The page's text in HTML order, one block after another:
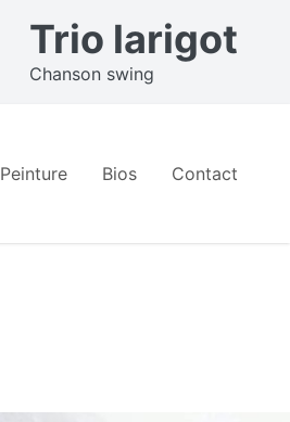
Trio larigot
Chanson swing
Peinture Bios Contact